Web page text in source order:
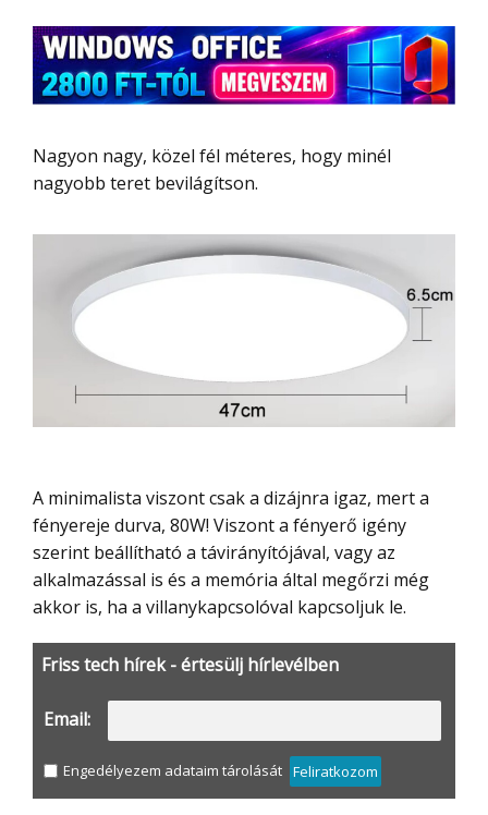
Nagyon nagy, közel fél méteres, hogy minél
nagyobb teret bevilágítson.
A minimalista viszont csak a dizájnra igaz, mert a
fényereje durva, 80W! Viszont a fényerő igény
szerint beállítható a távirányítójával, vagy az
alkalmazással is és a memória által megőrzi még
akkor is, ha a villanykapcsolóval kapcsoljuk le.
Friss tech hírek - értesülj hírlevélben
Email:
Engedélyezem adataim tárolását Feliratkozom